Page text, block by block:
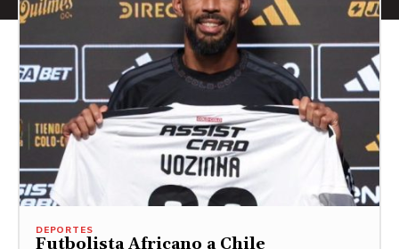
DEPORTES
Futbolista Africano a Chile